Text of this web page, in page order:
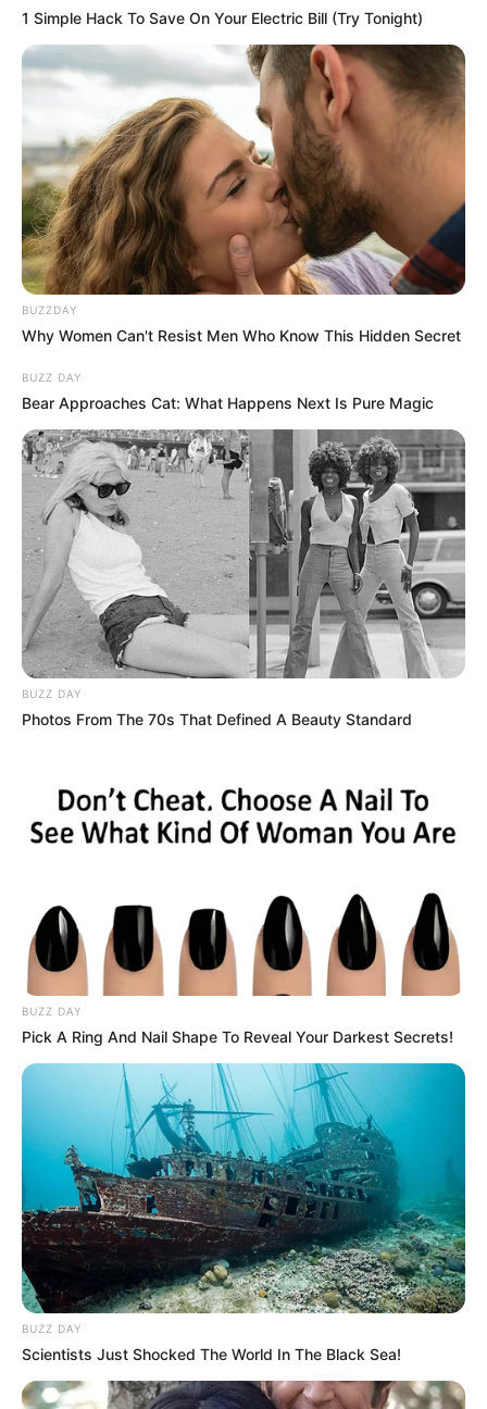
Σελήνης)… ΕΙΝΑΙ ΠΟΛΛΑ ΠΟΥ ΜΑΣ ΕΧΟΥΝ ΚΡΥΨΕΙ ΓΙΑ
ΝΑ ΜΑΣ ΕΛΕΓΧΟΥΝ. ΕΙΝΑΙ ΠΟΛΛΑ ΠΟΥ ΜΟΛΙΣ ΒΓΟΥΝΕ
ΣΤΗΝ ΕΠΙΦΑΝΕΙΑ ΘΑ ΠΑΘΕΙ ΜΕΓΑΛΟ ΣΟΚ Η
ΑΝΘΡΩΠΟΤΗΤΑ. ΘΑ ΑΝΑΤΡΕΨΟΥΝ ΟΛΑ ΟΣΑ ΓΝΩΡΙΖΑΜΕ
ΩΣ ΦΥΣΙΟΛΟΓΙΚΑ. ΚΑΙ ΟΠΩΣ ΕΧΩ ΧΙΛΙΟΠΕΙ, ΘΑ
ΚΑΤΑΡΡΕΥΣΟΥΝ ΟΛΕΣ ΟΙ ΕΠΙΣΤΗΜΕΣ.
κατανοήσετε τις γεωμετρικές αναπαραστάσεις και να
διαβάσετε με την άνεσή σας τα κάπως μεγαλύτερα
κείμενα.
Το βίντεο είναι του “μαιτρ του είδους” (όπως τον έχει
αποκαλέσει ο Βασίλης Μπαντίδης) κυρίου Σωτήρη
Σοφιά, μηχανικού τοπογράφου συγγραφέα.
πηγή
1 Simple Hack To Save On Your Electric Bill (Try Tonight)
BUZZDAY
Why Women Can't Resist Men Who Know This Hidden Secret
BUZZ DAY
Bear Approaches Cat: What Happens Next Is Pure Magic
BUZZ DAY
Photos From The 70s That Defined A Beauty Standard
BUZZ DAY
Pick A Ring And Nail Shape To Reveal Your Darkest Secrets!
BUZZ DAY
Scientists Just Shocked The World In The Black Sea!